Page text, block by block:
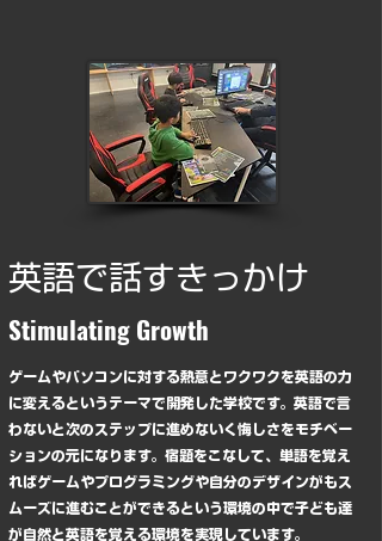
英語で話すきっかけ
​Stimulating Growth
ゲームやパソコンに対する熱意とワクワクを英語の力
に変えるというテーマで開発した学校です。英語で言
わないと次のステップに進めないく悔しさをモチベー
ションの元になります。宿題をこなして、単語を覚え
ればゲームやプログラミングや自分のデザインがもス
ムーズに進むことができるという環境の中で子ども達
が自然と英語を覚える環境を実現しています。